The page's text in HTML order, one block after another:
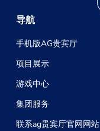
导航
手机版AG贵宾厅
项目展示
游戏中心
集团服务
联系ag贵宾厅官网网站